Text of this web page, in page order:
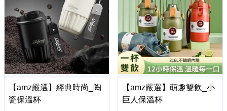
【amz嚴選】經典時尚_陶
瓷保溫杯
【amz嚴選】萌趣雙飲_小
巨人保溫杯